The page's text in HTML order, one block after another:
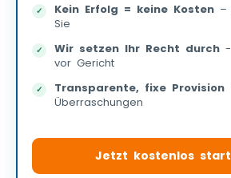
Kein Erfolg = keine Kosten –
Sie
Wir setzen Ihr Recht durch
vor Gericht
Transparente, fixe Provision
Überraschungen
Jetzt kostenlos